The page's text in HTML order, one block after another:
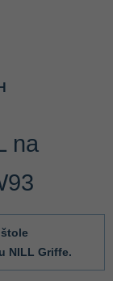
na
NILL Griffe.